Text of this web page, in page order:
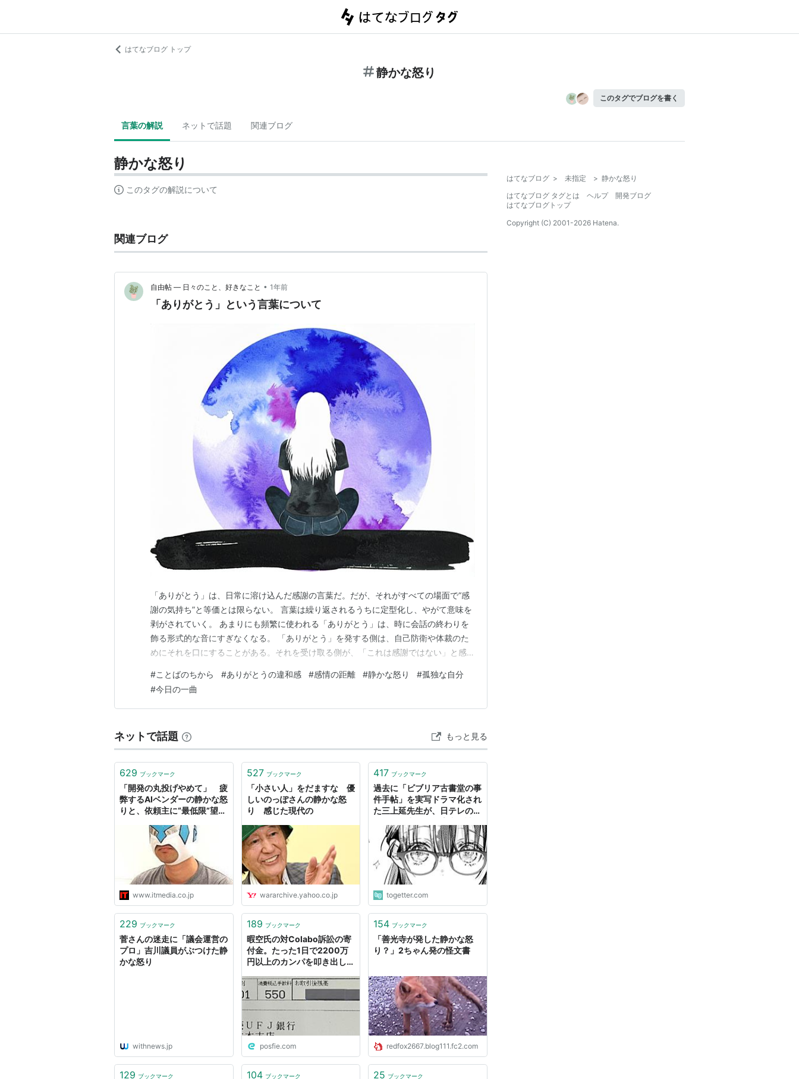
はてなブログ トップ
静かな怒り
このタグでブログを書く
言葉の解説 ネットで話題 関連ブログ
静かな怒り
このタグの解説について
関連ブログ
自由帖 ― 日々のこと、好きなこと • 1年前
「ありがとう」という言葉について
「ありがとう」は、日常に溶け込んだ感謝の言葉だ。だが、それがすべての場面で“感
謝の気持ち”と等価とは限らない。 言葉は繰り返されるうちに定型化し、やがて意味を
剥がされていく。 あまりにも頻繁に使われる「ありがとう」は、時に会話の終わりを
飾る形式的な音にすぎなくなる。 「ありがとう」を発する側は、自己防衛や体裁のた
めにそれを口にすることがある。それを受け取る側が、「これは感謝ではない」と感じ
期待を含むことがある。つまり「よくやった」「引き続きよろしく」といった意味合い
を帯びる場合があり、単なる感謝ではなく、義務の再生産…
#ことばのちから #ありがとうの違和感 #感情の距離 #静かな怒り #孤独な自分
#今日の一曲
ネットで話題 もっと見る
629 ブックマーク
「開発の丸投げやめて」 疲
弊するAIベンダーの静かな怒
りと、依頼主に“最低限”望む
www.itmedia.co.jp
527 ブックマーク
「小さい人」をだますな 優
しいのっぽさんの静かな怒
り 感じた現代の
wararchive.yahoo.co.jp
417 ブックマーク
過去に「ビブリア古書堂の事
件手帖」を実写ドラマ化され
た三上延先生が、日テレのセ
「まるで意味のない調査であ
る」と静かに怒りを表明する
togetter.com
229 ブックマーク
菅さんの迷走に「議会運営の
プロ」吉川議員がぶつけた静
かな怒り
withnews.jp
189 ブックマーク
暇空氏の対Colabo訴訟の寄
付金。たった1日で2200万
円以上のカンパを叩き出して
静かな怒りの集合か？(追
記：今は7000万)
posfie.com
154 ブックマーク
「善光寺が発した静かな怒
り？」2ちゃん発の怪文書
redfox2667.blog111.fc2.com
129 ブックマーク 104 ブックマーク 25 ブックマーク
はてなブログ > 未指定 > 静かな怒り
はてなブログ タグとは
ヘルプ
開発ブログ
はてなブログトップ
Copyright (C) 2001-2026 Hatena.